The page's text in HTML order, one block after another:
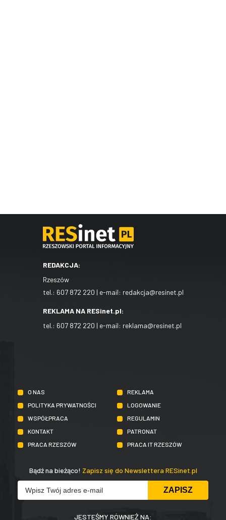
REDAKCJA:
Rzeszów
tel.: 607 872 220 | e-mail: redakcja@resinet.pl
REKLAMA NA RESinet.pl:
tel.: 607 872 220 | e-mail: reklama@resinet.pl
O NAS
REKLAMA
POLITYKA PRYWATNOŚCI
LOGOWANIE
WSPÓŁPRACA
REGULAMIN
KONTAKT
PATRONAT
PRACA RZESZÓW
PRACA IT RZESZÓW
Bądź na bieżąco! Zapisz się do Newslettera RESinet.pl
JESTEŚMY RÓWNIEŻ NA: